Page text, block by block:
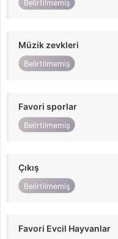
Belirtilmemiş
Müzik zevkleri
Belirtilmemiş
Favori sporlar
Belirtilmemiş
Çıkış
Belirtilmemiş
Favori Evcil Hayvanlar